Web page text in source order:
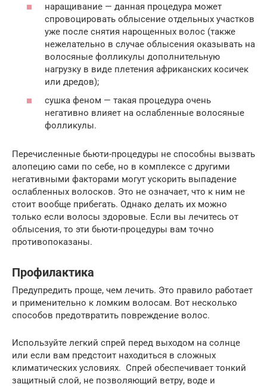
наращивание — данная процедура может
спровоцировать облысение отдельных участков
уже после снятия нарощенных волос (также
нежелательно в случае облысения оказывать на
волосяные фолликулы дополнительную
нагрузку в виде плетения африканских косичек
или дредов);
сушка феном — такая процедура очень
негативно влияет на ослабленные волосяные
фолликулы.
Перечисленные бьюти-процедуры не способны вызвать
алопецию сами по себе, но в комплексе с другими
негативными факторами могут ускорить выпадение
ослабленных волосков. Это не означает, что к ним не
стоит вообще прибегать. Однако делать их можно
только если волосы здоровые. Если вы лечитесь от
облысения, то эти бьюти-процедуры вам точно
противопоказаны.
Профилактика
Предупредить проще, чем лечить. Это правило работает
и применительно к ломким волосам. Вот несколько
способов предотвратить повреждение волос.
Используйте легкий спрей перед выходом на солнце
или если вам предстоит находиться в сложных
климатических условиях. Спрей обеспечивает тонкий
защитный слой, не позволяющий ветру, воде и